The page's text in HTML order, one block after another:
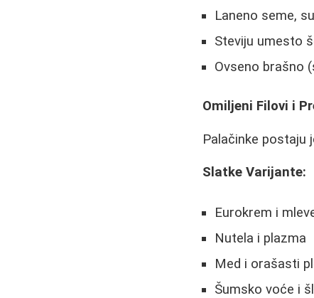
Laneno seme,
Steviju umesto
Ovseno brašno
Omiljeni Filovi i
Palačinke postaju
Slatke Varijante:
Eurokrem i
Nutela i plazma
Med i orašasti
Šumsko voće i